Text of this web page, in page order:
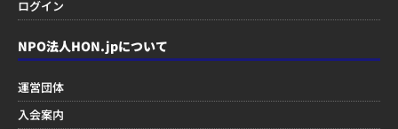
ログイン
NPO法人HON.jpについて
運営団体
入会案内